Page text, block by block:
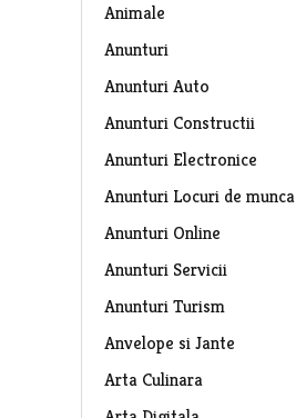
Animale
Anunturi
Anunturi Auto
Anunturi Constructii
Anunturi Electronice
Anunturi Locuri de munca
Anunturi Online
Anunturi Servicii
Anunturi Turism
Anvelope si Jante
Arta Culinara